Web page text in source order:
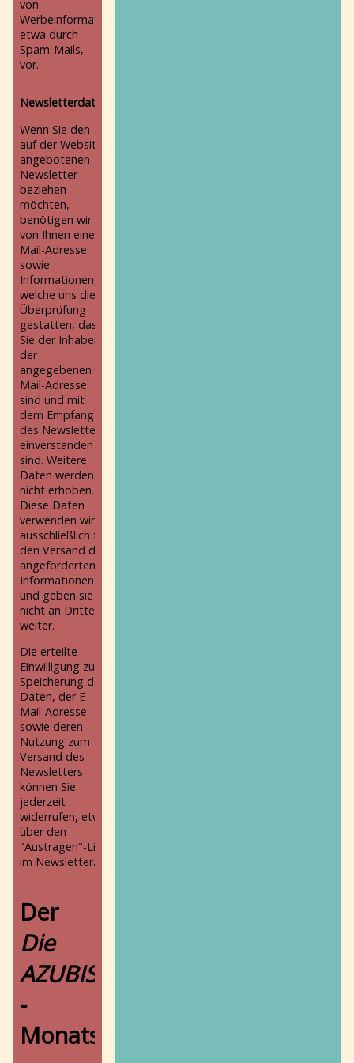
von
Werbeinformationen,
etwa durch
Spam-Mails,
vor.
Newsletterdaten
Wenn Sie den
auf der Website
angebotenen
Newsletter
beziehen
möchten,
benötigen wir
von Ihnen eine E-
Mail-Adresse
sowie
Informationen,
welche uns die
Überprüfung
gestatten, dass
Sie der Inhaber
der
angegebenen E-
Mail-Adresse
sind und mit
dem Empfang
des Newsletters
einverstanden
sind. Weitere
Daten werden
nicht erhoben.
Diese Daten
verwenden wir
ausschließlich für
den Versand der
angeforderten
Informationen
und geben sie
nicht an Dritte
weiter.
Die erteilte
Einwilligung zur
Speicherung der
Daten, der E-
Mail-Adresse
sowie deren
Nutzung zum
Versand des
Newsletters
können Sie
jederzeit
widerrufen, etwa
über den
"Austragen"-Link
im Newsletter.
Der
Die
AZUBIS
-
Monatsbericht